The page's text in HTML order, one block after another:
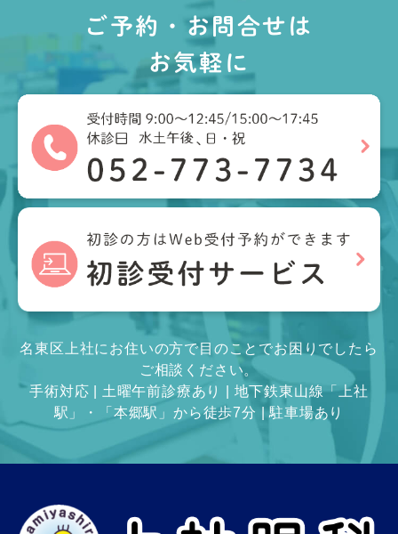
ご予約・お問合せは
お気軽に
名東区上社にお住いの方で目のことでお困りでしたら
ご相談ください。
手術対応 | 土曜午前診療あり | 地下鉄東山線「上社
駅」・「本郷駅」から徒歩7分 | 駐車場あり